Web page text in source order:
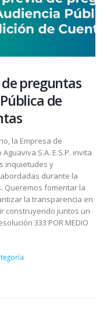
preguntas
de
la Empresa de
S.A. E.S.P. invita
inquietudes y
durante la
Queremos fomentar la
la transparencia en
construyendo juntos un
333 POR MEDIO